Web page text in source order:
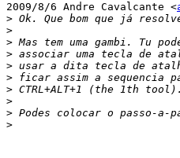
2009/8/6 Andre Cavalcante <
>
>
>
>
>
>
>
>
>
>